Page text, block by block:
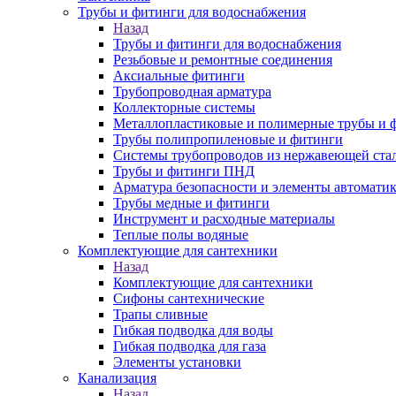
Трубы и фитинги для водоснабжения
Назад
Трубы и фитинги для водоснабжения
Резьбовые и ремонтные соединения
Аксиальные фитинги
Трубопроводная арматура
Коллекторные системы
Металлопластиковые и полимерные трубы и
Трубы полипропиленовые и фитинги
Системы трубопроводов из нержавеющей
Трубы и фитинги ПНД
Арматура безопасности и элементы
Трубы медные и фитинги
Инструмент и расходные материалы
Теплые полы водяные
Комплектующие для сантехники
Назад
Комплектующие для сантехники
Сифоны сантехнические
Трапы сливные
Гибкая подводка для воды
Гибкая подводка для газа
Элементы установки
Канализация